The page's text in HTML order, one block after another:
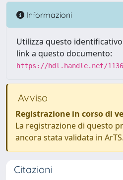
Informazioni
Utilizza questo
link a questo documento:
https://hdl.handle.net/
Avviso
Registrazione in corso di
La registrazione di questo
ancora stata validata in ArTS.
Citazioni